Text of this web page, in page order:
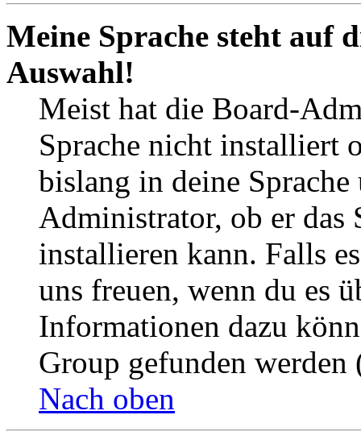
Meine Sprache steht auf
Auswahl!
Meist hat die Board-
Sprache nicht installiert
bislang in deine
Administrator, ob er das
installieren kann. Falls
uns freuen, wenn du es
Informationen dazu
Group gefunden
Nach oben